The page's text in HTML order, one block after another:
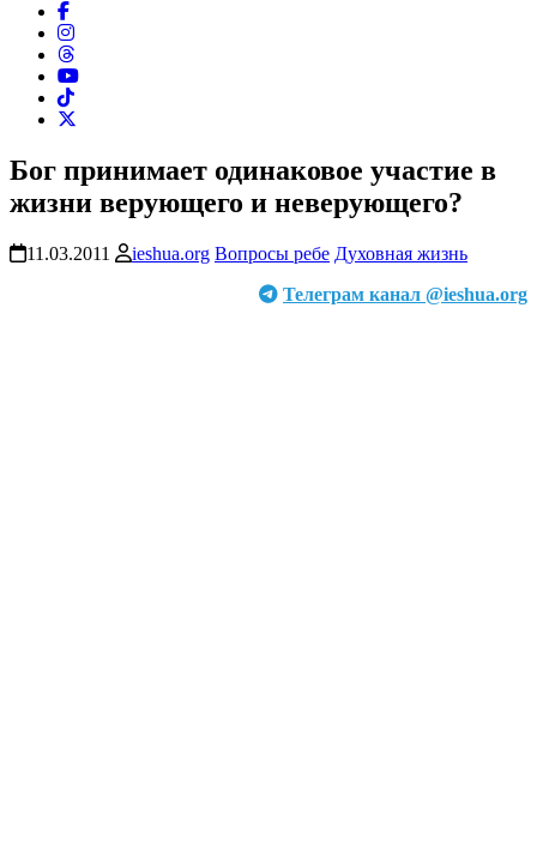
Бог принимает одинаковое участие в
жизни верующего и неверующего?
11.03.2011 ieshua.org Вопросы ребе Духовная жизнь
Телеграм канал @ieshua.org